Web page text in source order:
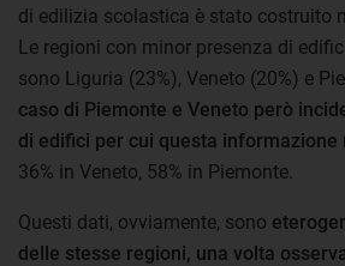
di edilizia scolastica è stato costruito
Le regioni con minor presenza di
sono Liguria (23%), Veneto (20%) e
caso di Piemonte e Veneto però
di edifici per cui questa informazione
36% in Veneto, 58% in Piemonte.
Questi dati, ovviamente, sono
delle stesse regioni, una volta